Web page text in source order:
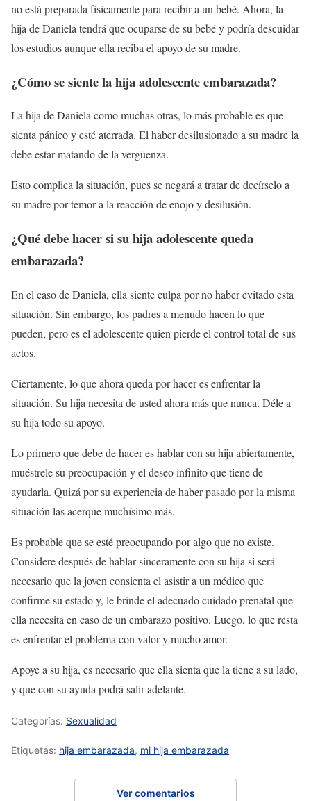
no está preparada físicamente para recibir a un bebé. Ahora, la
hija de Daniela tendrá que ocuparse de su bebé y podría descuidar
los estudios aunque ella reciba el apoyo de su madre.
¿Cómo se siente la hija adolescente embarazada?
La hija de Daniela como muchas otras, lo más probable es que
sienta pánico y esté aterrada. El haber desilusionado a su madre la
debe estar matando de la vergüenza.
Esto complica la situación, pues se negará a tratar de decírselo a
su madre por temor a la reacción de enojo y desilusión.
¿Qué debe hacer si su hija adolescente queda
embarazada?
En el caso de Daniela, ella siente culpa por no haber evitado esta
situación. Sin embargo, los padres a menudo hacen lo que
pueden, pero es el adolescente quien pierde el control total de sus
actos.
Ciertamente, lo que ahora queda por hacer es enfrentar la
situación. Su hija necesita de usted ahora más que nunca. Déle a
su hija todo su apoyo.
Lo primero que debe de hacer es hablar con su hija abiertamente,
muéstrele su preocupación y el deseo infinito que tiene de
ayudarla. Quizá por su experiencia de haber pasado por la misma
situación las acerque muchísimo más.
Es probable que se esté preocupando por algo que no existe.
Considere después de hablar sinceramente con su hija si será
necesario que la joven consienta el asistir a un médico que
confirme su estado y, le brinde el adecuado cuidado prenatal que
ella necesita en caso de un embarazo positivo. Luego, lo que resta
es enfrentar el problema con valor y mucho amor.
Apoye a su hija, es necesario que ella sienta que la tiene a su lado,
y que con su ayuda podrá salir adelante.
Categorías: Sexualidad
Etiquetas: hija embarazada, mi hija embarazada
Ver comentarios